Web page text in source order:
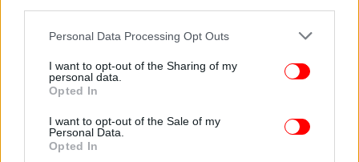
Please note that this website/app uses one or more Google
not limited to your visit or usage behaviour. You may click to
grant or deny consent to Google and its third-party tags to
use your data for below specified purposes in below Google
consent section.
Personal Data Processing Opt Outs
I want to opt-out of the Sharing of my
personal data.
Opted In
I want to opt-out of the Sale of my
Personal Data.
Opted In